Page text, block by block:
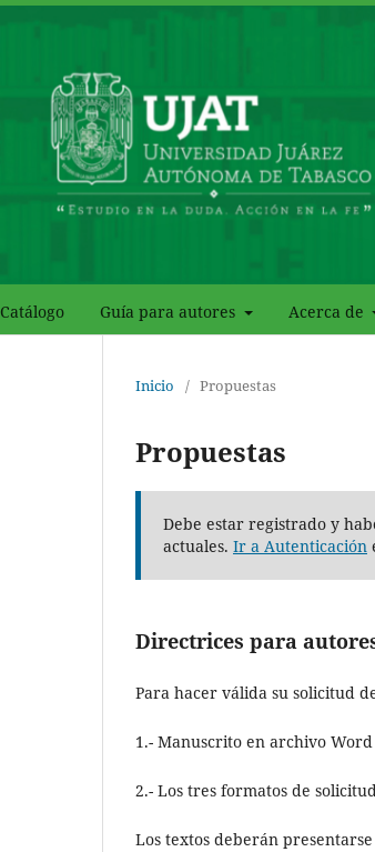
Catálogo Guía para autores Acerca de
Inicio / Propuestas
Propuestas
Debe estar registrado y
actuales. Ir a Autenticación
Directrices para
Para hacer válida su solicitud
1.- Manuscrito en archivo Word
2.- Los tres formatos de
Los textos deberán